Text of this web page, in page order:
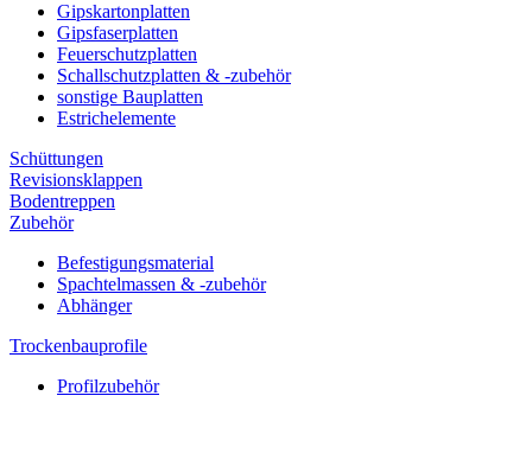
Gipskartonplatten
Gipsfaserplatten
Feuerschutzplatten
Schallschutzplatten & -zubehör
sonstige Bauplatten
Estrichelemente
Schüttungen
Revisionsklappen
Bodentreppen
Zubehör
Befestigungsmaterial
Spachtelmassen & -zubehör
Abhänger
Trockenbauprofile
Profilzubehör